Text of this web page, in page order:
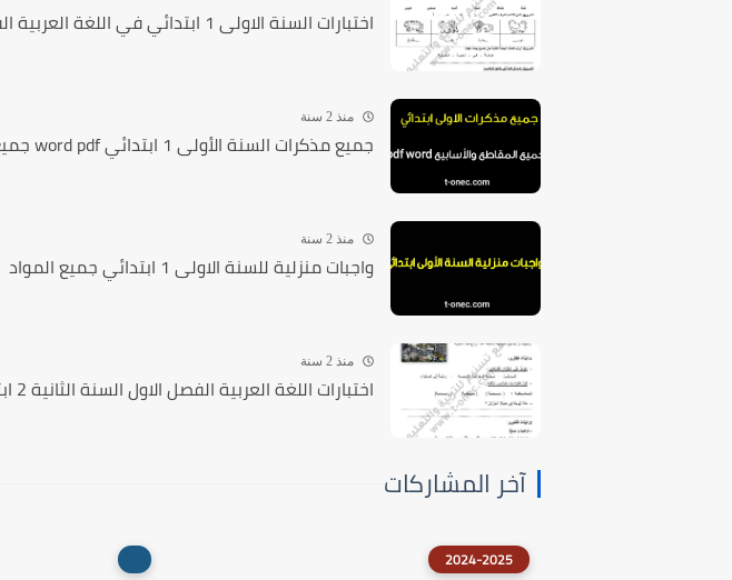
اختبارات السنة الاولى 1 ابتدائي في اللغة العربية الفصل الثاني الجيل الثاني ن 01
منذ 2 سنة
جميع مذكرات السنة الأولى 1 ابتدائي word pdf جميع المواد الجيل الثاني
منذ 2 سنة
واجبات منزلية للسنة الاولى 1 ابتدائي جميع المواد
منذ 2 سنة
اختبارات اللغة العربية الفصل الاول السنة الثانية 2 ابتدائي الجيل الثاني ن 01
آخر المشاركات
2024-2025